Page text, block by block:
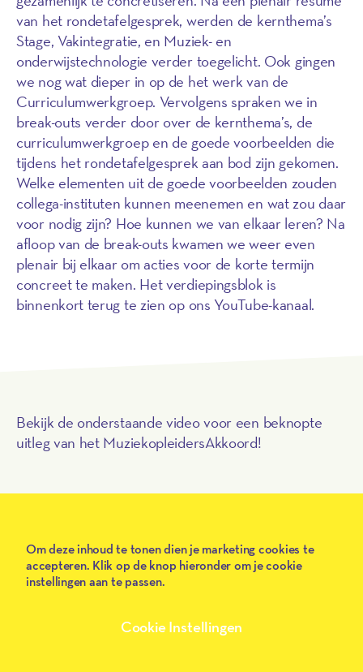
van het rondetafelgesprek, werden de kernthema’s
Stage, Vakintegratie, en Muziek- en
onderwijstechnologie verder toegelicht. Ook gingen
we nog wat dieper in op de het werk van de
Curriculumwerkgroep. Vervolgens spraken we in
break-outs verder door over de kernthema’s, de
curriculumwerkgroep en de goede voorbeelden die
tijdens het rondetafelgesprek aan bod zijn gekomen.
Welke elementen uit de goede voorbeelden zouden
collega-instituten kunnen meenemen en wat zou daar
voor nodig zijn? Hoe kunnen we van elkaar leren? Na
afloop van de break-outs kwamen we weer even
plenair bij elkaar om acties voor de korte termijn
concreet te maken. Het verdiepingsblok is
binnenkort terug te zien op ons YouTube-kanaal.
Bekijk de onderstaande video voor een beknopte
uitleg van het MuziekopleidersAkkoord!
Play
Om deze inhoud te tonen dien je marketing cookies te
accepteren. Klik op de knop hieronder om je cookie
instellingen aan te passen.
Cookie Instellingen